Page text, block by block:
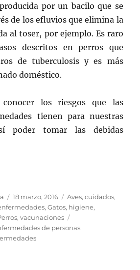
por un bacilo que se
de los efluvios que elimina la
al toser, por ejemplo. Es raro
descritos en perros que
de tuberculosis y es más
doméstico.
los riesgos que las
tienen para nuestras
poder tomar las debidas
Publicado
el
18 marzo, 2016 Categorías
Aves,cuidados,
,Gatos, higiene,
,vacunaciones
de personas,